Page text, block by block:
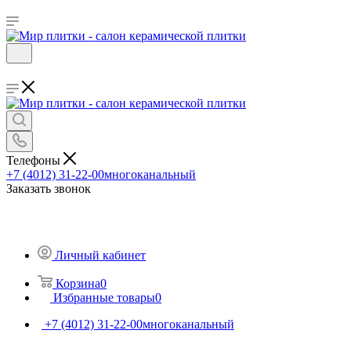
Телефоны
+7 (4012) 31-22-00многоканальный
Заказать звонок
Личный кабинет
Корзина0
Избранные товары0
+7 (4012) 31-22-00многоканальный